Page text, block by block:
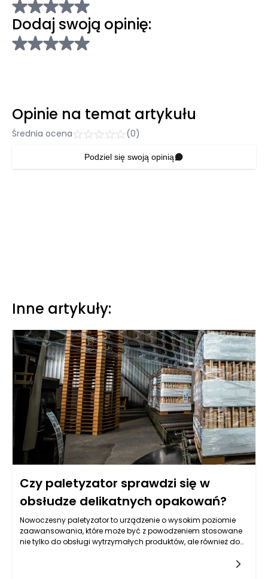
Dodaj swoją opinię:
Opinie na temat artykułu
Średnia ocena (0)
Podziel się swoją opinią
Inne artykuły:
Czy paletyzator sprawdzi się w
obsłudze delikatnych opakowań?
Nowoczesny paletyzator to urządzenie o wysokim poziomie
zaawansowania, które może być z powodzeniem stosowane
nie tylko do obsługi wytrzymałych produktów, ale również do
ostrożności. Mowa tu m.in. o szklanych butelkach, puszkach